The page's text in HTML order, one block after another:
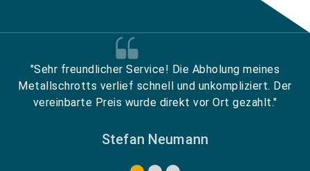
"Sehr freundlicher Service! Die Abholung meines
Metallschrotts verlief schnell und unkompliziert. Der
vereinbarte Preis wurde direkt vor Ort gezahlt."
Stefan Neumann